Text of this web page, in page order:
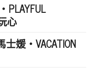
PLAYFUL
心
士媛・VACATION